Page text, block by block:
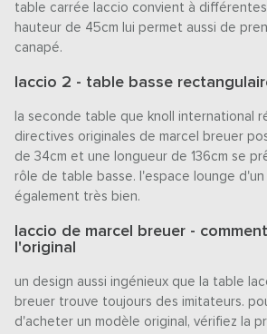
table carrée laccio convient à
hauteur de 45cm lui permet aussi de
canapé.
laccio 2 - table basse
la seconde table que knoll international
directives originales de marcel breuer
de 34cm et une longueur de 136cm se
rôle de table basse. l'espace lounge d'un
également très bien.
laccio de marcel breuer -
l'original
un design aussi ingénieux que la table
breuer trouve toujours des imitateurs.
d'acheter un modèle original, vérifiez la